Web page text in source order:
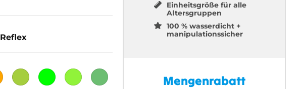
Reflex
Einheitsgröße für alle
Altersgruppen
100 % wasserdicht +
manipulationssicher
Mengenrabatt